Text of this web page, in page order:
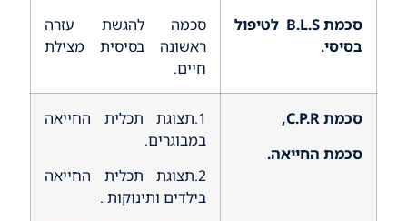
סכמתB.L.S לטיפול
בסיסי.
סכמה להגשת עזרה
ראשונה בסיסית מצילת
חיים.
סכמתC.P.R
,
סכמת החייאה.
1.תצוגת תכלית החייאה
במבוגרים.
2.תצוגת תכלית החייאה
בילדים ותינוקות .